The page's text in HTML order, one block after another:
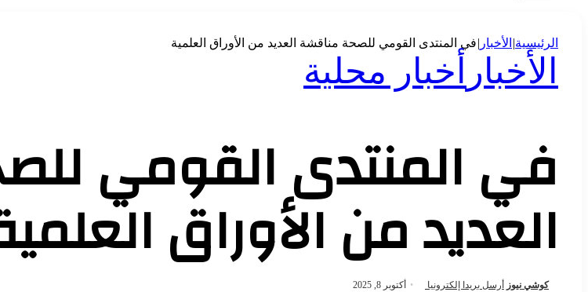
الرئيسية| الأخبار |في المنتدى القومي للصحة مناقشة العديد من الأوراق العلمية
الأخبار أخبار محلية
في المنتدى القومي
العديد من الأوراق
كوشي نيوز أرسل بريدا إلكترونيا أكتوبر 8, 2025